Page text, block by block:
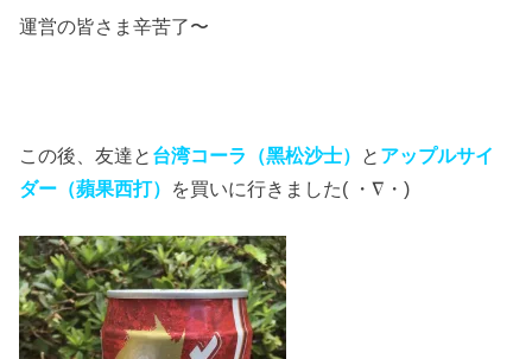
運営の皆さま辛苦了〜
この後、友達と 台湾コーラ（黑松沙士） と アップルサイ
ダー（蘋果西打） を買いに行きました( ・∇・)